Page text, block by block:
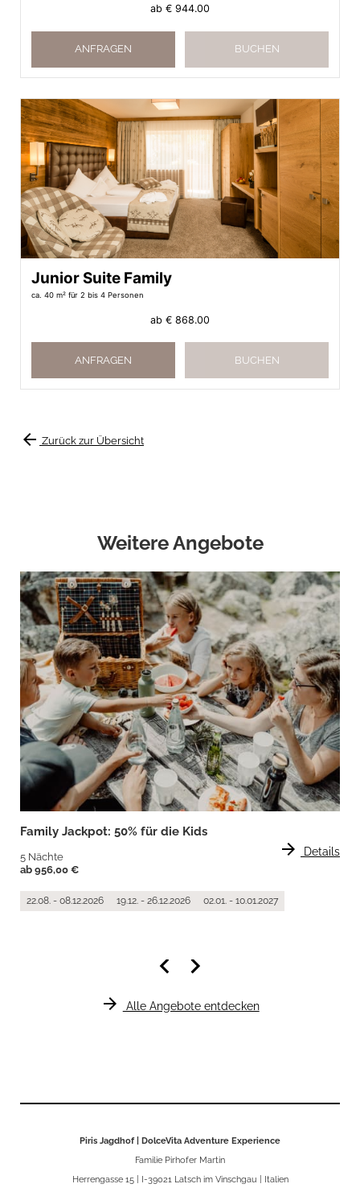
ab € 944.00
ANFRAGEN BUCHEN
Junior Suite Family
ca. 40 m² für 2 bis 4 Personen
ab € 868.00
ANFRAGEN BUCHEN
arrow_back Zurück zur Übersicht
Weitere Angebote
Family Jackpot: 50% für die Kids
5 Nächte
ab 956,00 €
arrow_forward Details
22.08. - 08.12.2026 19.12. - 26.12.2026 02.01. - 10.01.2027
keyboard_arrow_left keyboard_arrow_right
arrow_forward Alle Angebote entdecken
Piris Jagdhof | DolceVita Adventure Experience
Familie Pirhofer Martin
Herrengasse 15 | I-39021 Latsch im Vinschgau | Italien